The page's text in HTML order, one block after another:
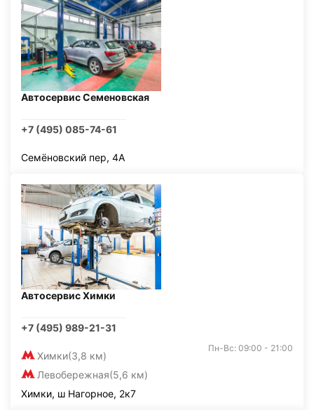
Автосервис Семеновская
+7 (495) 085-74-61
Семёновский пер, 4А
Автосервис Химки
+7 (495) 989-21-31
Химки(3,8 км)
Левобережная(5,6 км)
Пн-Вс: 09:00 - 21:00
Химки, ш Нагорное, 2к7